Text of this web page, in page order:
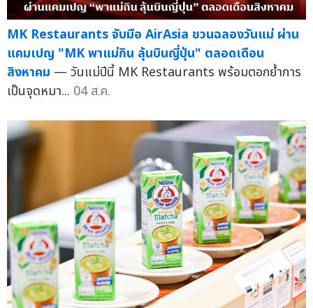
MK Restaurants จับมือ AirAsia ชวนฉลองวันแม่ ผ่าน
แคมเปญ "MK พาแม่กิน ลุ้นบินญี่ปุ่น" ตลอดเดือน
สิงหาคม — วันแม่ปีนี้ MK Restaurants พร้อมตอกย้ำการ
เป็นจุดหมา... 04 ส.ค.